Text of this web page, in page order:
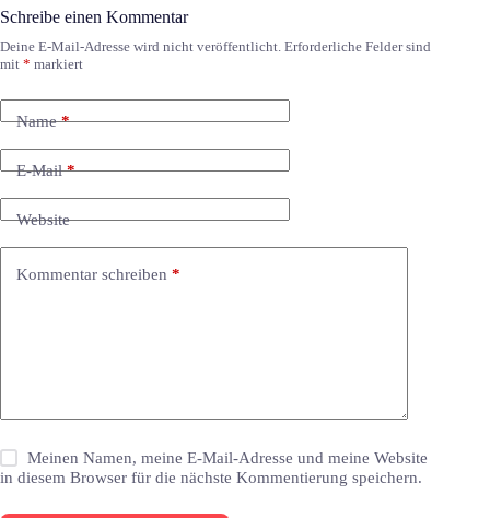
Schreibe einen Kommentar
Deine E-Mail-Adresse wird nicht veröffentlicht. Erforderliche Felder sind
mit * markiert
Name*
E-Mail*
Website
Kommentar schreiben *
Meinen Namen, meine E-Mail-Adresse und meine Website
in diesem Browser für die nächste Kommentierung speichern.